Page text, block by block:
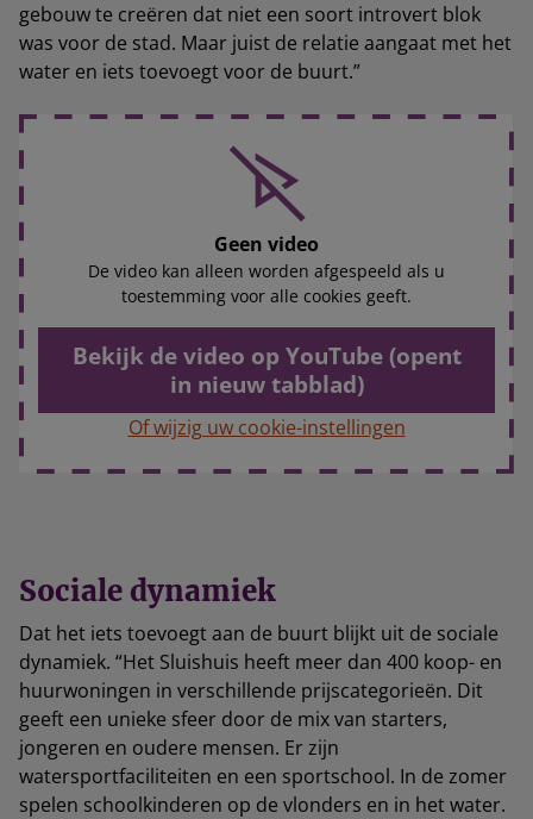
gebouw te creëren dat niet een soort introvert blok
was voor de stad. Maar juist de relatie aangaat met het
water en iets toevoegt voor de buurt.”
Geen video
De video kan alleen worden afgespeeld als u
toestemming voor alle cookies geeft.
Bekijk de video op YouTube (opent
in nieuw tabblad)
Of wijzig uw cookie-instellingen
Sociale dynamiek
Dat het iets toevoegt aan de buurt blijkt uit de sociale
dynamiek. “Het Sluishuis heeft meer dan 400 koop- en
huurwoningen in verschillende prijscategorieën. Dit
geeft een unieke sfeer door de mix van starters,
jongeren en oudere mensen. Er zijn
watersportfaciliteiten en een sportschool. In de zomer
spelen schoolkinderen op de vlonders en in het water.